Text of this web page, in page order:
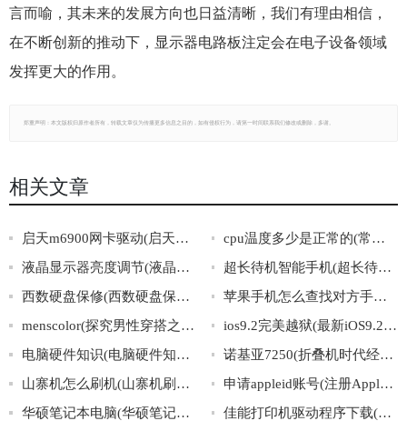
言而喻，其未来的发展方向也日益清晰，我们有理由相信，
在不断创新的推动下，显示器电路板注定会在电子设备领域
发挥更大的作用。
郑重声明：本文版权归原作者所有，转载文章仅为传播更多信息之目的，如有侵权行为，请第一时间联系我们修改或删除，多谢。
相关文章
启天m6900网卡驱动(启天m6900网卡驱动下载与安装教程)
cpu温度多少是正常的(常见CPU温度范围及解决方法)
液晶显示器亮度调节(液晶显示器亮度调节技巧与注意事项)
超长待机智能手机(超长待机智能手机，让你不再为充电而烦恼！)
西数硬盘保修(西数硬盘保修：覆盖范围、方式和注意事项)
苹果手机怎么查找对方手机位置(如何使用苹果手机查找他人手机位置)
menscolor(探究男性穿搭之色彩搭配：Menscolor)
ios9.2完美越狱(最新iOS9.2系统破解成功！)
电脑硬件知识(电脑硬件知识大全，深度解析电脑硬件，从原理到应用全方位覆盖！)
诺基亚7250(折叠机时代经典：诺基亚7250)
山寨机怎么刷机(山寨机刷机详解：操作步骤大揭秘！)
申请appleid账号(注册Apple账号教程及注意事项)
华硕笔记本电脑(华硕笔记本电脑：高性能助力你的生活与工作)
佳能打印机驱动程序下载(佳能打印机驱动下载指南)